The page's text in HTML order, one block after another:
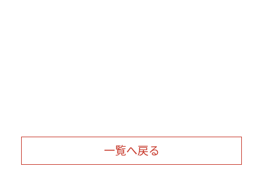
一覧へ戻る